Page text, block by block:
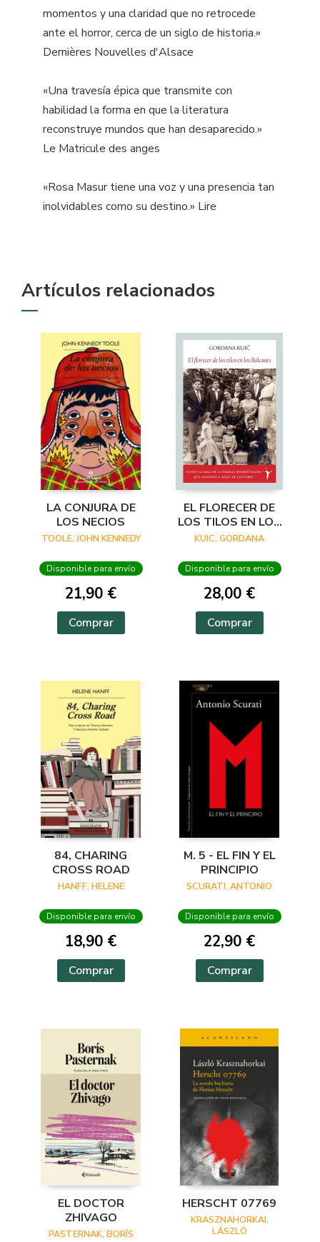
momentos y una claridad que no retrocede
ante el horror, cerca de un siglo de historia.»
Dernières Nouvelles d'Alsace
«Una travesía épica que transmite con
habilidad la forma en que la literatura
reconstruye mundos que han desaparecido.»
Le Matricule des anges
«Rosa Masur tiene una voz y una presencia tan
inolvidables como su destino.» Lire
Artículos relacionados
LA CONJURA DE
LOS NECIOS
TOOLE, JOHN KENNEDY
Disponible para envío
21,90 €
Comprar
EL FLORECER DE
LOS TILOS EN LOS
BALCANES
KUIC, GORDANA
Disponible para envío
28,00 €
Comprar
84, CHARING
CROSS ROAD
HANFF, HELENE
Disponible para envío
18,90 €
Comprar
M. 5 - EL FIN Y EL
PRINCIPIO
SCURATI, ANTONIO
Disponible para envío
22,90 €
Comprar
EL DOCTOR
ZHIVAGO
PASTERNAK, BORÍS
HERSCHT 07769
KRASZNAHORKAI,
LÁSZLÓ